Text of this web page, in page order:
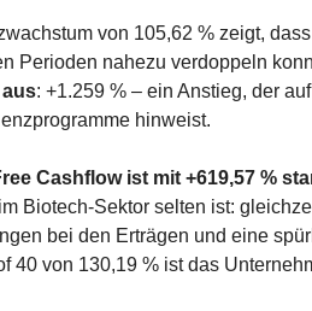
von 105,62 % zeigt,
Perioden nahezu verdoppeln
: +1.259 % – ein Anstieg, der
hinweist.
Cashflow ist mit +619,57 %
Biotech-Sektor selten ist:
bei den Erträgen und eine
40 von 130,19 % ist das